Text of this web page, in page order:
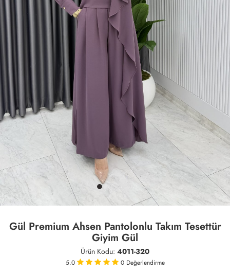
Gül Premium Ahsen Pantolonlu Takım Tesettür
Giyim Gül
Ürün Kodu: 4011-320
5.0 0 Değerlendirme